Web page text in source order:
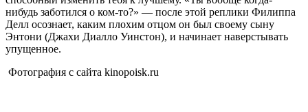
нибудь заботился о ком-то?» — после этой реплики Филиппа
Делл осознает, каким плохим отцом он был своему сыну
Энтони (Джахи Диалло Уинстон), и начинает наверстывать
упущенное.
Фотография с сайта kinopoisk.ru